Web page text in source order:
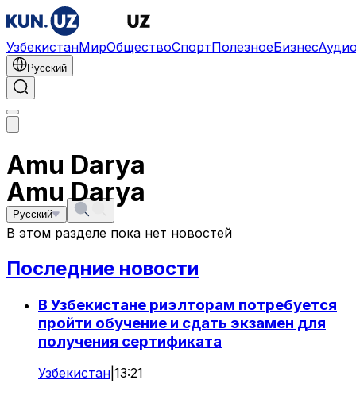
УзбекистанМирОбществоСпортПолезноеБизнес
Русский
Amu Darya
Русский
Amu Darya
В этом разделе пока нет новостей
Последние новости
В Узбекистане риэлторам потребуется
пройти обучение и сдать экзамен для
получения сертификата
Узбекистан 13:21